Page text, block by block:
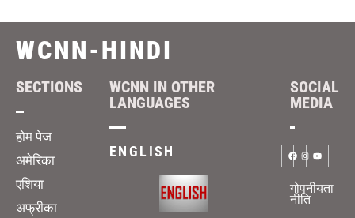
WCNN-HINDI
SECTIONS
होम पेज
अमेरिका
एशिया
अफ्रीका
WCNN IN OTHER
LANGUAGES
ENGLISH
SOCIAL
MEDIA
गोपनीयता
नीति